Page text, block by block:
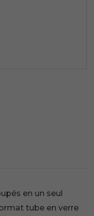
en un seul
tube en verre